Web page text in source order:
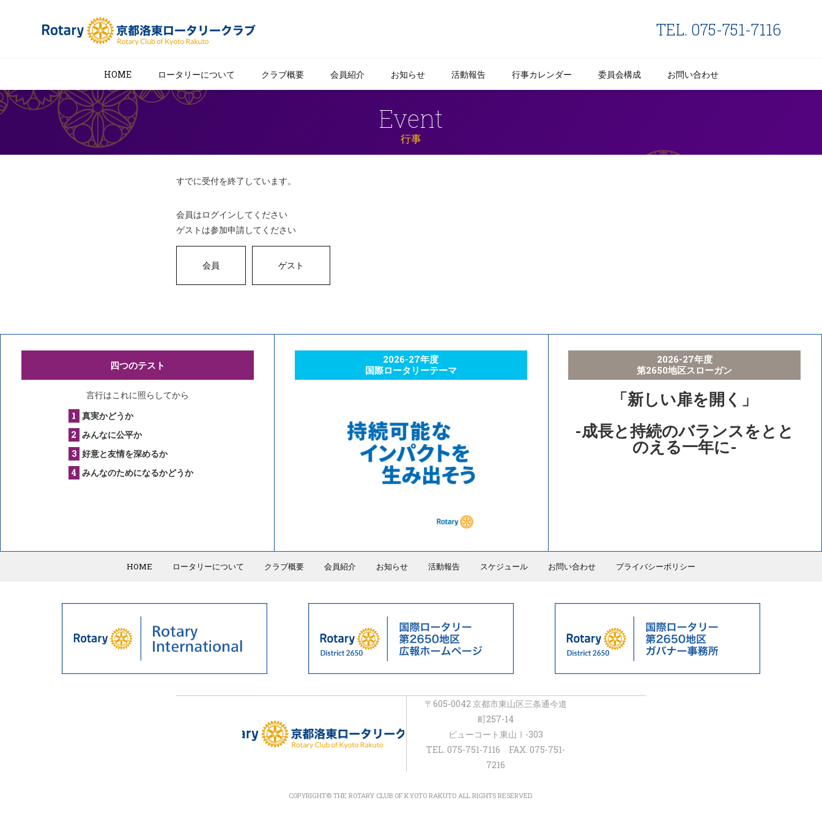
TEL. 075-751-7116
HOME ロータリーについて クラブ概要 会員紹介 お知らせ 活動報告 行事カレンダー 委員会構成 お問い合わせ
Event
行事
すでに受付を終了しています。
会員はログインしてください
ゲストは参加申請してください
四つのテスト
言行はこれに照らしてから
真実かどうか
みんなに公平か
好意と友情を深めるか
みんなのためになるかどうか
2026-27年度
国際ロータリーテーマ
2026-27年度
第2650地区スローガン
「新しい扉を開く」
-成長と持続のバランスをとと
のえる一年に-
HOME ロータリーについて クラブ概要 会員紹介 お知らせ 活動報告 スケジュール お問い合わせ プライバシーポリシー
〒605-0042 京都市東山区三条通今道
町257-14
ビューコート東山Ⅰ-303
TEL. 075-751-7116 FAX. 075-751-
7216
COPYRIGHT© THE ROTARY CLUB OF KYOTO RAKUTO ALL RIGHTS RESERVED.